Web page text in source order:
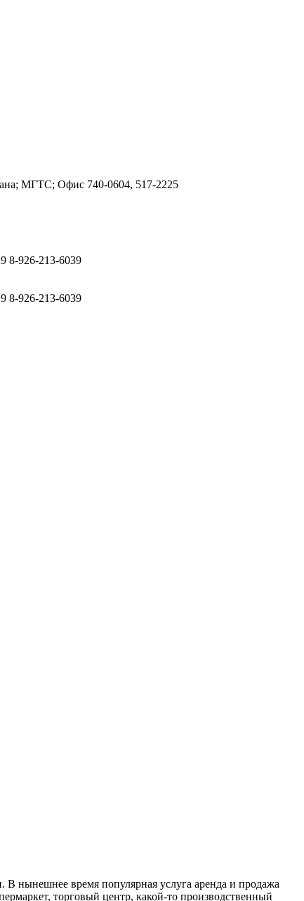
МГТС; Офис 740-0604, 517-2225
8-926-213-6039
8-926-213-6039
В нынешнее время популярная услуга аренда и продажа
торговый центр, какой-то производственный